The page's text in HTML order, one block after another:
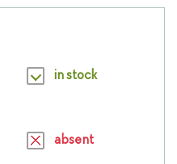
in stock
absent